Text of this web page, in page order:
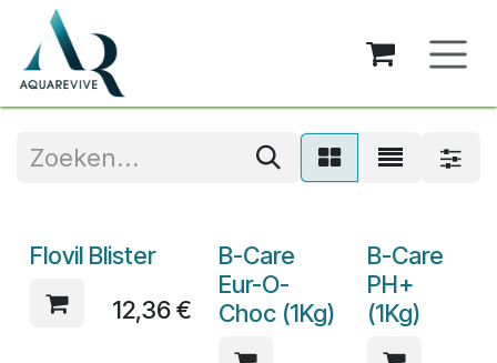
Overslaan naar inhoud
Flovil Blister
12,36€
B-Care
Eur-O-
Choc (1Kg)
B-Care
PH+
(1Kg)